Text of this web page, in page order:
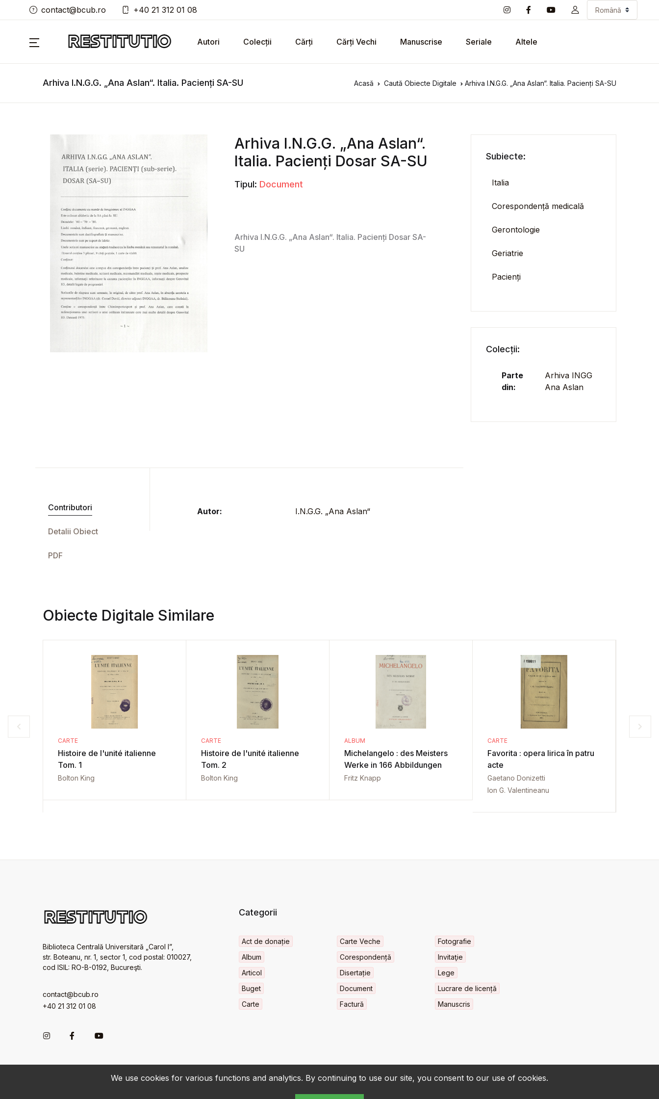
We use cookies for various functions and analytics. By continuing to use our site, you consent to our use of cookies.
contact@bcub.ro +40 21 312 01 08
Autori Colecții Cărți Cărți Vechi Manuscrise Seriale Altele
Arhiva I.N.G.G. „Ana Aslan“. Italia. Pacienți SA-SU Acasă Caută Obiecte Digitale Arhiva I.N.G.G. „Ana Aslan“. Italia. Pacienți SA-SU
Arhiva I.N.G.G. „Ana Aslan“.
Italia. Pacienți Dosar SA-SU
Tipul: Document
Contributori
Detalii Obiect
PDF
Autor: I.N.G.G. „Ana Aslan“
Subiecte:
Italia
Corespondență medicală
Gerontologie
Geriatrie
Pacienți
Colecții:
Parte
din:
Arhiva INGG
Ana Aslan
Obiecte Digitale Similare
CARTE
Histoire de l'unité italienne
Tom. 1
Bolton King
CARTE
Histoire de l'unité italienne
Tom. 2
Bolton King
ALBUM
Michelangelo : des Meisters
Werke in 166 Abbildungen
Fritz Knapp
CARTE
Favorita : opera lirica în patru
acte
Gaetano Donizetti
Ion G. Valentineanu
Biblioteca Centrală Universitară „Carol I”,
str. Boteanu, nr. 1, sector 1, cod postal: 010027,
cod ISIL: RO-B-0192, Bucureşti.
contact@bcub.ro
+40 21 312 01 08
Categorii
Act de donație
Album
Articol
Buget
Carte
Carte Veche
Corespondență
Disertație
Document
Factură
Fotografie
Invitaţie
Lege
Lucrare de licență
Manuscris